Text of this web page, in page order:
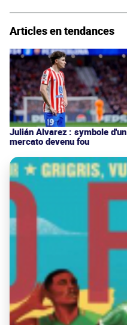
Articles en tendances
Julián Alvarez : symbole d'un
mercato devenu fou